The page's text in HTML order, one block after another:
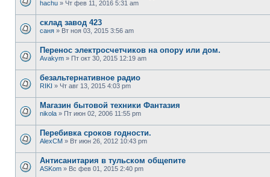
hachu » Чт фев 11, 2016 5:31 am
склад завод 423
саня » Вт ноя 03, 2015 3:56 am
Перенос электросчетчиков на опору или дом.
Avakym » Пт окт 30, 2015 12:19 am
безальтернативное радио
RIKI » Чт авг 13, 2015 4:03 pm
Магазин бытовой техники Фантазия
nikola » Пт июн 02, 2006 11:55 pm
Перебивка сроков годности.
AlexCM » Вт июн 26, 2012 10:43 pm
Антисанитария в тульском общепите
ASKom » Вс фев 01, 2015 2:40 pm